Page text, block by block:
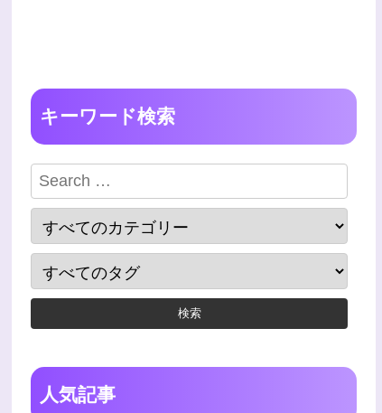
キーワード検索
人気記事